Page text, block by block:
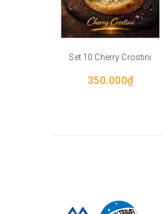
Set 10 Cherry Crostini
350.000₫